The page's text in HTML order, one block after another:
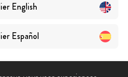
English
Español